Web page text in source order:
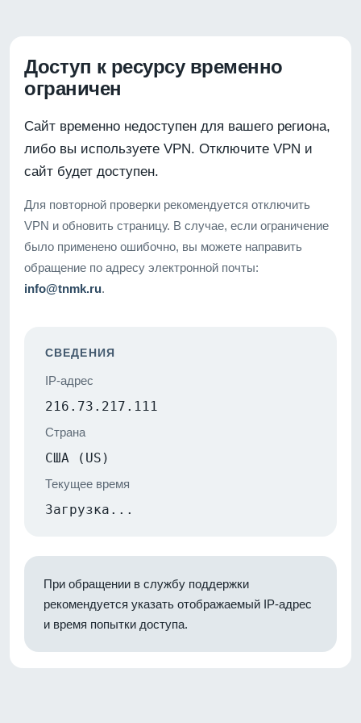
Доступ к ресурсу временно
ограничен
Сайт временно недоступен для вашего региона,
либо вы используете VPN. Отключите VPN и
сайт будет доступен.
Для повторной проверки рекомендуется отключить
VPN и обновить страницу. В случае, если ограничение
было применено ошибочно, вы можете направить
обращение по адресу электронной почты:
info@tnmk.ru.
СВЕДЕНИЯ
IP-адрес
216.73.217.111
Страна
США (US)
Текущее время
Загрузка...
При обращении в службу поддержки
рекомендуется указать отображаемый IP-адрес
и время попытки доступа.